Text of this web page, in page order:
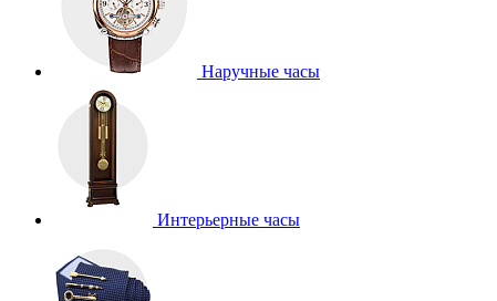
Наручные часы
Интерьерные часы